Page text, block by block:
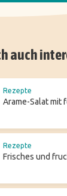
auch
Rezepte
Arame-Salat mit
Rezepte
Frisches und